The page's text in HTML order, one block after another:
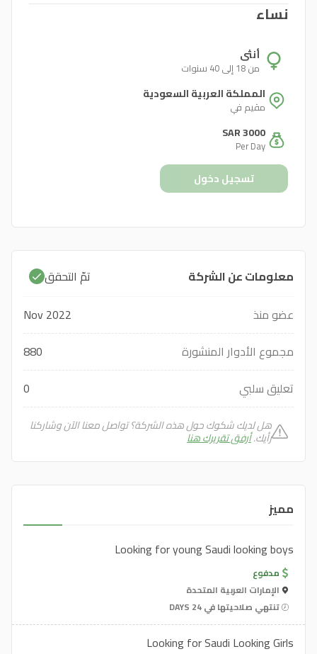
نساء
أنثى
من 18 إلى 40 سنوات
المملكة العربية السعودية
مقيم في
SAR 3000
Per Day
تسجيل دخول
معلومات عن الشركة
تمّ التحقق
عضو منذ
Nov 2022
مجموع الأدوار المنشورة
880
تعليق سلبي
0
هل لديك شكوك حول هذه الشركة؟ تواصل معنا الآن وشاركنا
رأيك.أرفق تقريرك هنا
مميز
Looking for young Saudi looking boys
مدفوع
الإمارات العربية المتحدة
تنتهي صلاحيتها في 24 DAYS
Looking for Saudi Looking Girls